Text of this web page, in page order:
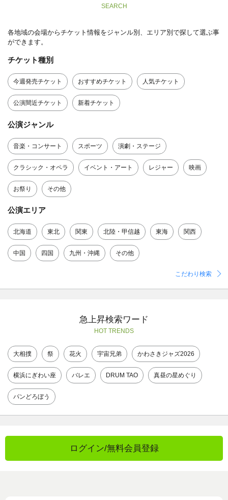
SEARCH
各地域の会場からチケット情報をジャンル別、エリア別で探して選ぶ事
ができます。
チケット種別
今週発売チケット おすすめチケット 人気チケット
公演間近チケット 新着チケット
公演ジャンル
音楽・コンサート スポーツ 演劇・ステージ
クラシック・オペラ イベント・アート レジャー 映画
お祭り その他
公演エリア
北海道 東北 関東 北陸・甲信越 東海 関西
中国 四国 九州・沖縄 その他
こだわり検索
急上昇検索ワード
HOT TRENDS
大相撲 祭 花火 宇宙兄弟 かわさきジャズ2026
横浜にぎわい座 バレエ DRUM TAO 真昼の星めぐり
パンどろぼう
ログイン/無料会員登録